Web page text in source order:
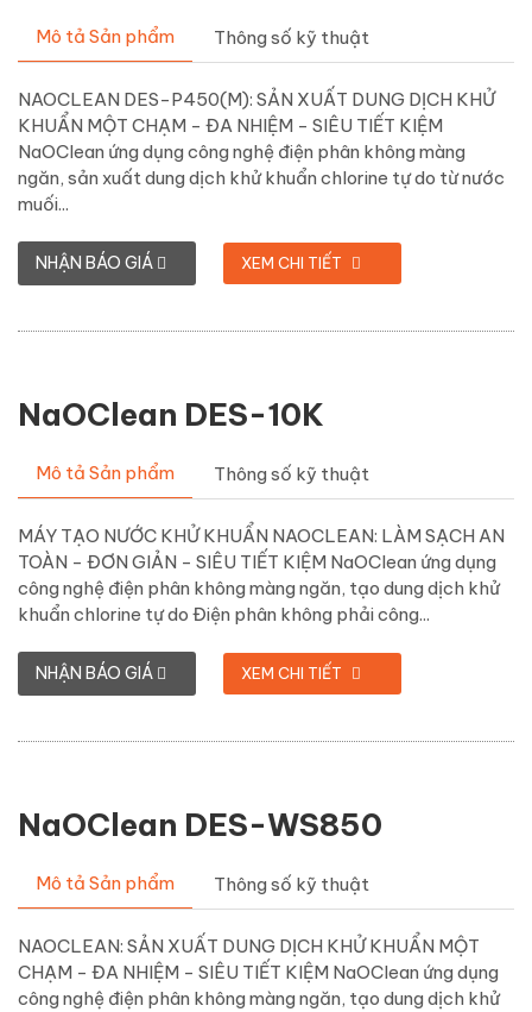
Mô tả Sản phẩm Thông số kỹ thuật
NAOCLEAN DES-P450(M): SẢN XUẤT DUNG DỊCH KHỬ
KHUẨN MỘT CHẠM - ĐA NHIỆM - SIÊU TIẾT KIỆM
NaOClean ứng dụng công nghệ điện phân không màng
ngăn, sản xuất dung dịch khử khuẩn chlorine tự do từ nước
muối...
NHẬN BÁO GIÁ XEM CHI TIẾT
NaOClean DES-10K
Mô tả Sản phẩm Thông số kỹ thuật
MÁY TẠO NƯỚC KHỬ KHUẨN NAOCLEAN: LÀM SẠCH AN
TOÀN - ĐƠN GIẢN - SIÊU TIẾT KIỆM NaOClean ứng dụng
công nghệ điện phân không màng ngăn, tạo dung dịch khử
khuẩn chlorine tự do Điện phân không phải công...
NHẬN BÁO GIÁ XEM CHI TIẾT
NaOClean DES-WS850
Mô tả Sản phẩm Thông số kỹ thuật
NAOCLEAN: SẢN XUẤT DUNG DỊCH KHỬ KHUẨN MỘT
CHẠM - ĐA NHIỆM - SIÊU TIẾT KIỆM NaOClean ứng dụng
công nghệ điện phân không màng ngăn, tạo dung dịch khử